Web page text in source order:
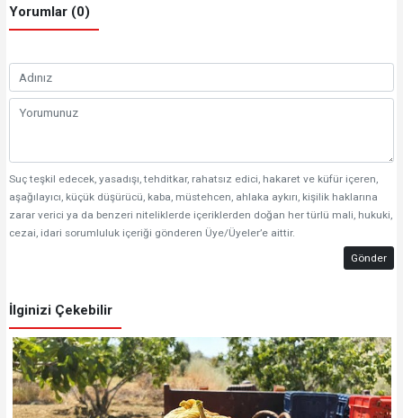
Yorumlar (0)
Suç teşkil edecek, yasadışı, tehditkar, rahatsız edici, hakaret ve küfür içeren,
aşağılayıcı, küçük düşürücü, kaba, müstehcen, ahlaka aykırı, kişilik haklarına
zarar verici ya da benzeri niteliklerde içeriklerden doğan her türlü mali, hukuki,
cezai, idari sorumluluk içeriği gönderen Üye/Üyeler’e aittir.
Gönder
İlginizi Çekebilir